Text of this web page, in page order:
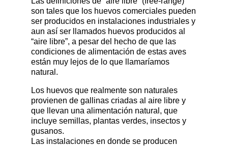
son tales que los huevos comerciales pueden
ser producidos en instalaciones industriales y
aun así ser llamados huevos producidos al
“aire libre”, a pesar del hecho de que las
condiciones de alimentación de estas aves
están muy lejos de lo que llamaríamos
natural.
Los huevos que realmente son naturales
provienen de gallinas criadas al aire libre y
que llevan una alimentación natural, que
incluye semillas, plantas verdes, insectos y
gusanos.
Las instalaciones en donde se producen